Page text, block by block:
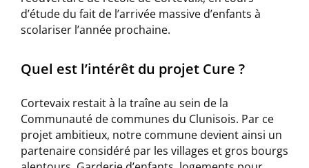
d’étude du fait de l’arrivée massive d’enfants à
scolariser l’année prochaine.
Quel est l’intérêt du projet Cure ?
Cortevaix restait à la traîne au sein de la
Communauté de communes du Clunisois. Par ce
projet ambitieux, notre commune devient ainsi un
partenaire considéré par les villages et gros bourgs